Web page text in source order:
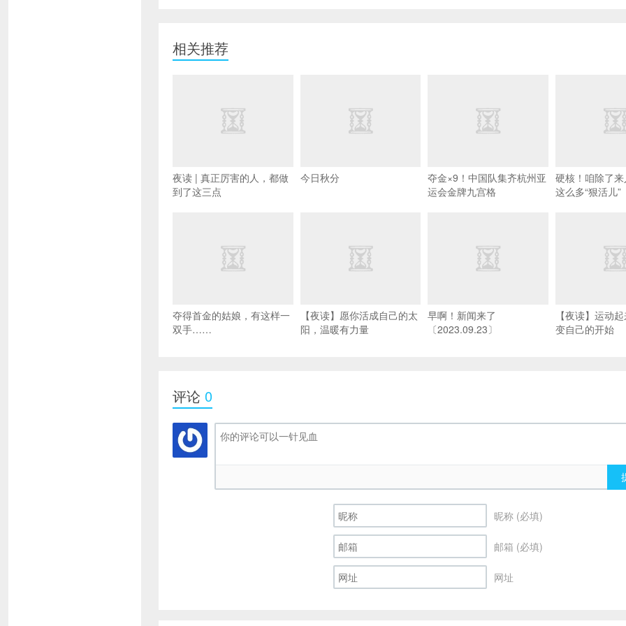
相关推荐
夜读 | 真正厉害的人，都做
到了这三点
今日秋分
夺金×9！中国队集齐杭州亚
运会金牌九宫格
硬核！咱除了
这么多“狠活儿”
夺得首金的姑娘，有这样一
双手……
【夜读】愿你活成自己的太
阳，温暖有力量
早啊！新闻来了
〔2023.09.23〕
【夜读】运动
变自己的开始
评论 0
昵称 (必填)
邮箱 (必填)
网址